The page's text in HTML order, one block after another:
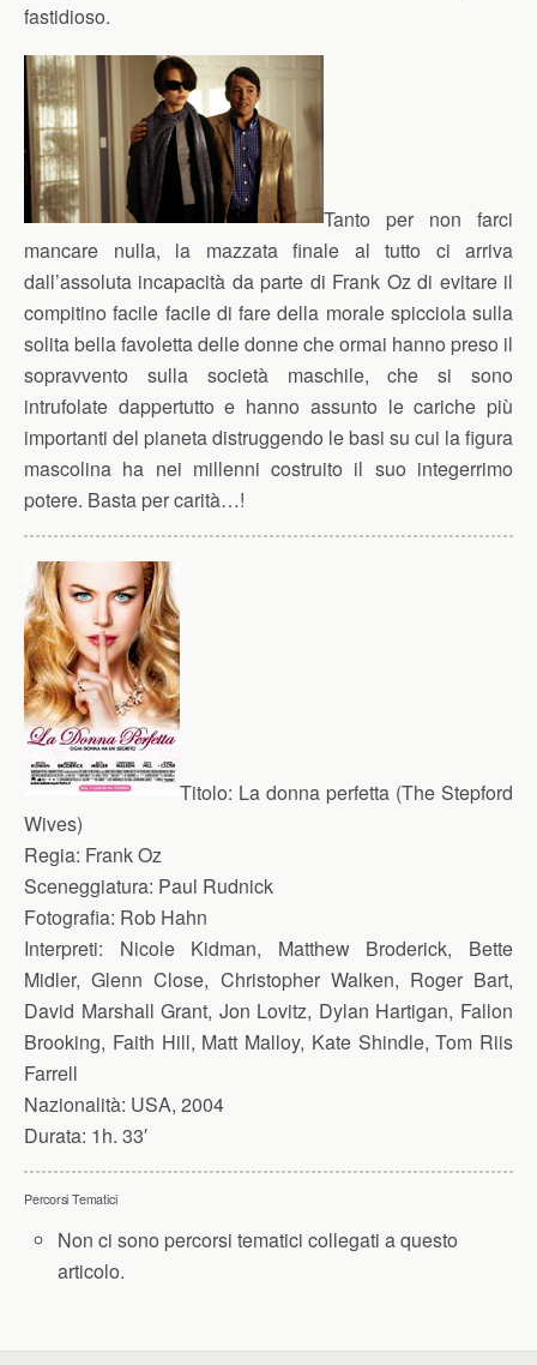
fastidioso.
Tanto per non farci
mancare nulla, la mazzata finale al tutto ci arriva
dall’assoluta incapacità da parte di Frank Oz di evitare il
compitino facile facile di fare della morale spicciola sulla
solita bella favoletta delle donne che ormai hanno preso il
sopravvento sulla società maschile, che si sono
intrufolate dappertutto e hanno assunto le cariche più
importanti del pianeta distruggendo le basi su cui la figura
mascolina ha nei millenni costruito il suo integerrimo
potere. Basta per carità…!
Titolo: La donna perfetta (The Stepford
Wives)
Regia: Frank Oz
Sceneggiatura: Paul Rudnick
Fotografia: Rob Hahn
Interpreti: Nicole Kidman, Matthew Broderick, Bette
Midler, Glenn Close, Christopher Walken, Roger Bart,
David Marshall Grant, Jon Lovitz, Dylan Hartigan, Fallon
Brooking, Faith Hill, Matt Malloy, Kate Shindle, Tom Riis
Farrell
Nazionalità: USA, 2004
Durata: 1h. 33′
Percorsi Tematici
Non ci sono percorsi tematici collegati a questo
articolo.